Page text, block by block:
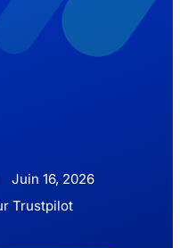
Juin 16, 2026
Trustpilot